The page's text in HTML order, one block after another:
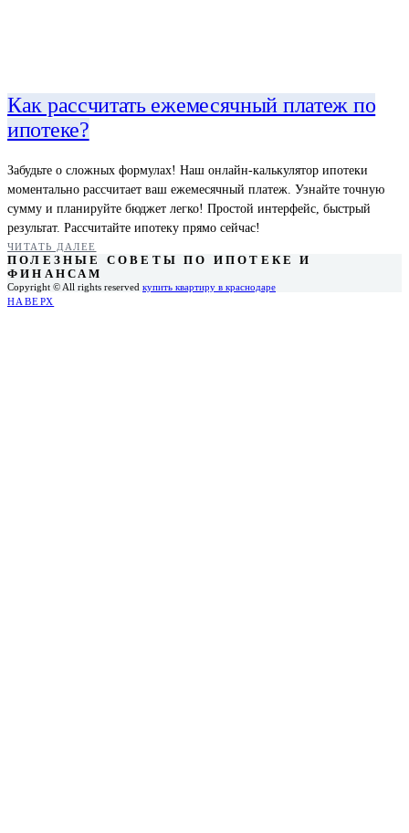
Как рассчитать ежемесячный платеж по
ипотеке?
Забудьте о сложных формулах! Наш онлайн-калькулятор ипотеки
моментально рассчитает ваш ежемесячный платеж. Узнайте точную
сумму и планируйте бюджет легко! Простой интерфейс, быстрый
результат. Рассчитайте ипотеку прямо сейчас!
ЧИТАТЬ ДАЛЕЕ
ПОЛЕЗНЫЕ СОВЕТЫ ПО ИПОТЕКЕ И
ФИНАНСАМ
Copyright © All rights reserved купить квартиру в краснодаре
НАВЕРХ